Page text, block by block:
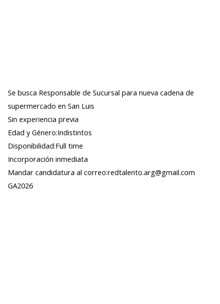
Se busca Responsable de Sucursal para nueva cadena de
supermercado en San Luis
Sin experiencia previa
Edad y Género:Indistintos
Disponibilidad:Full time
Incorporación inmediata
Mandar candidatura al correo:redtalento.arg@gmail.com
GA2026